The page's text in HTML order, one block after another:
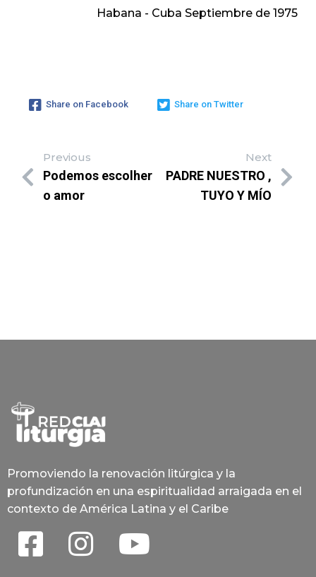
Habana - Cuba Septiembre de 1975
Share on Facebook Share on Twitter
Previous
Podemos escolher
o amor
Next
PADRE NUESTRO ,
TUYO Y MÍO
Promoviendo la renovación litúrgica y la
profundización en una espiritualidad arraigada en el
contexto de América Latina y el Caribe